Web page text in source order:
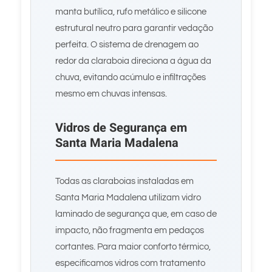
manta butílica, rufo metálico e silicone
estrutural neutro para garantir vedação
perfeita. O sistema de drenagem ao
redor da claraboia direciona a água da
chuva, evitando acúmulo e infiltrações
mesmo em chuvas intensas.
Vidros de Segurança em
Santa Maria Madalena
Todas as claraboias instaladas em
Santa Maria Madalena utilizam vidro
laminado de segurança que, em caso de
impacto, não fragmenta em pedaços
cortantes. Para maior conforto térmico,
especificamos vidros com tratamento